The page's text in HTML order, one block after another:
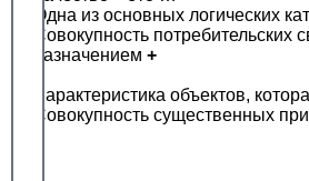
Одна из основных логических
Совокупность
назначением +
Характеристика объектов,
Совокупность существенных